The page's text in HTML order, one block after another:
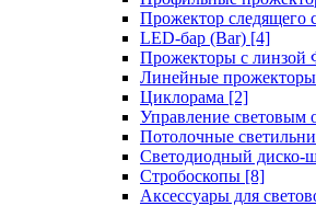
Прожектор следящего
LED-бар (Bar) [4]
Прожекторы с линзой
Линейные прожекторы
Циклорама [2]
Управление световым
Потолочные
Светодиодный диско-
Стробоскопы [8]
Аксессуары для